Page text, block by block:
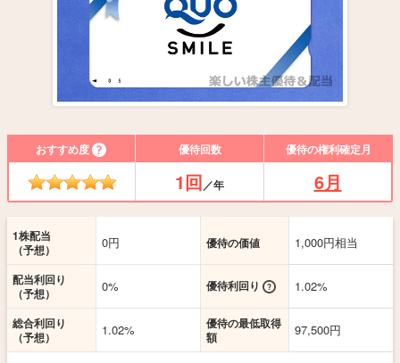
おすすめ度 優待回数 優待の権利確定月
1回／年 6月
1株配当
（予想）
0円 優待の価値 1,000円相当
配当利回り
（予想）
0% 優待利回り 1.02%
総合利回り
（予想）
1.02%
優待の最低取得
額
97,500円